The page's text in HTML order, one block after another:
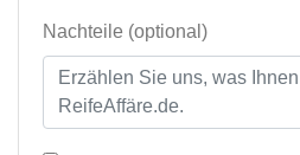
Nachteile (optional)